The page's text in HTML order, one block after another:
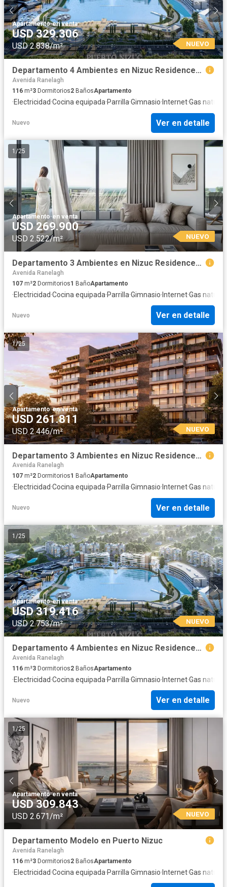
Apartamento·en venta
USD 329.306
USD 2.838/m² NUEVO
Departamento 4 Ambientes en Nizuc Residences, Puerto Nizuc, Guillermo E. Hudson
Avenida Ranelagh
116 m²3 Dormitorios2 BañosApartamento
·Electricidad·Cocina equipada·Parrilla·Gimnasio· Internet·Gas natural
Nuevo Ver en detalle
1 /25
Apartamento·en venta
USD 269.900
USD 2.522/m² NUEVO
Departamento 3 Ambientes en Nizuc Residences, Puerto Nizuc, Guillermo E. Hudson
Avenida Ranelagh
107 m²2 Dormitorios1 BañoApartamento
·Electricidad·Cocina equipada·Parrilla·Gimnasio· Internet·Gas natural
Nuevo Ver en detalle
1/25
Apartamento·en venta
USD 261.811
USD 2.446/m² NUEVO
Departamento 3 Ambientes en Nizuc Residences, Puerto Nizuc, Guillermo E. Hudson
Avenida Ranelagh
107 m²2 Dormitorios1 BañoApartamento
·Electricidad·Cocina equipada·Parrilla·Gimnasio· Internet·Gas natural
Nuevo Ver en detalle
1 /25
Apartamento·en venta
USD 319.416
USD 2.753/m² NUEVO
Departamento 4 Ambientes en Nizuc Residences, Puerto Nizuc, Guillermo E. Hudson
Avenida Ranelagh
116 m²3 Dormitorios2 BañosApartamento
·Electricidad·Cocina equipada·Parrilla·Gimnasio· Internet·Gas natural
Nuevo Ver en detalle
1/25
Apartamento·en venta
USD 309.843
USD 2.671/m² NUEVO
Departamento Modelo en Puerto Nizuc
Avenida Ranelagh
116 m²3 Dormitorios2 BañosApartamento
·Electricidad·Cocina equipada·Parrilla·Gimnasio·Internet·Gas natural